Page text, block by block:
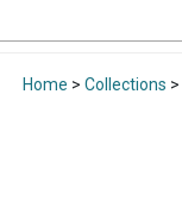
Home > Collections >